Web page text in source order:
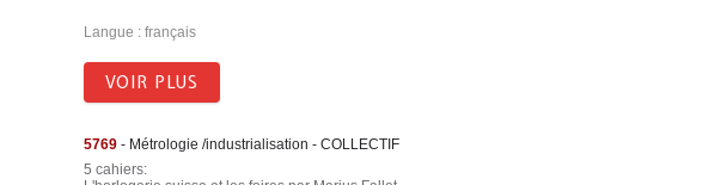
Langue : français
VOIR PLUS
5769- Métrologie /industrialisation - COLLECTIF
5 cahiers: